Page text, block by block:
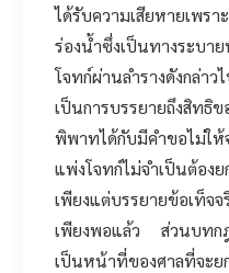
ได้รับความเสียหายเพรา
ร่องน้ำซึ่งเป็นทางระบา
โจทก์ผ่านลำรางดังกล่า
เป็นการบรรยายถึงสิทธิข
พิพาทได้กับมีคำขอไม่ใ
แพ่งโจทก์ไม่จำเป็นต้อง
เพียงแต่บรรยายข้อเท็จ
เพียงพอแล้ว ส่วนบทก
เป็นหน้าที่ของศาลที่จะ